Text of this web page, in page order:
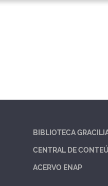
BIBLIOTECA
CENTRAL DE
ACERVO ENAP